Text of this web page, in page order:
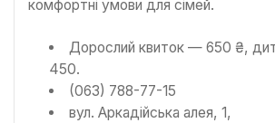
комфортні умови для сімей.
Дорослий квиток — 650 ₴,
450.
(063) 788-77-15
вул. Аркадійська алея, 1,